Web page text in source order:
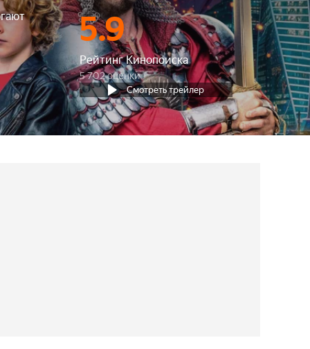
5.9
Рейтинг Кинопоиска
5 702 оценки
Смотреть трейлер